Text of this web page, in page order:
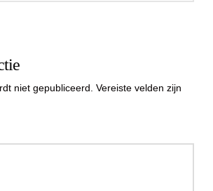
niet gepubliceerd. Vereiste velden zijn